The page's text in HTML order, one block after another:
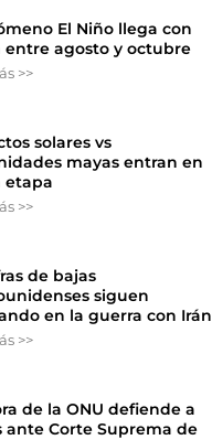
El Niño llega con
entre agosto y octubre
>>
solares vs
mayas entran en
etapa
>>
de bajas
siguen
en la guerra con Irán
>>
de la ONU defiende a
ante Corte Suprema de